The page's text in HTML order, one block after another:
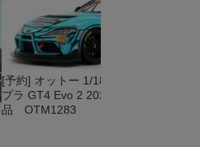
[予約] オットー 1/18 トヨタ GR スー
プラ GT4 Evo 2 2025 No.69 限定生産
品 OTM1283